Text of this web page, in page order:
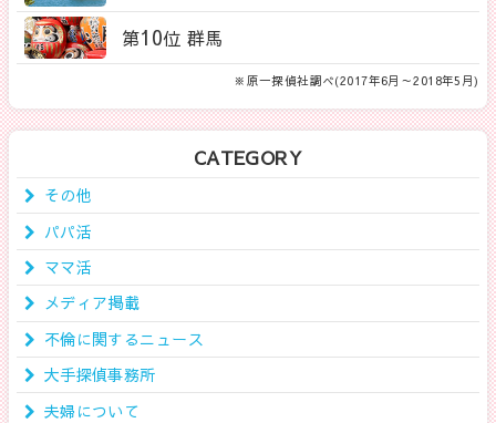
第10位 群馬
※原一探偵社調べ(2017年6月～2018年5月)
CATEGORY
その他
パパ活
ママ活
メディア掲載
不倫に関するニュース
大手探偵事務所
夫婦について